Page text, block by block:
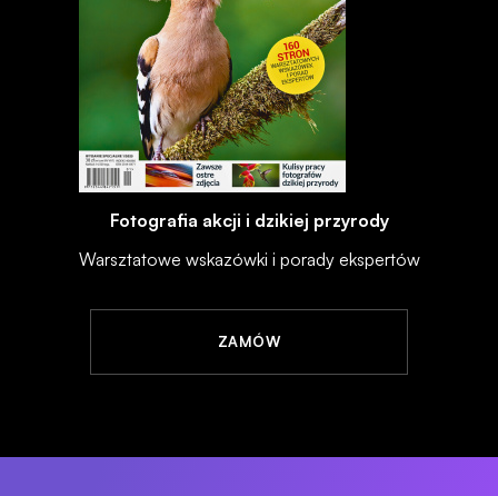
Fotografia akcji i dzikiej przyrody
Warsztatowe wskazówki i porady ekspertów
ZAMÓW